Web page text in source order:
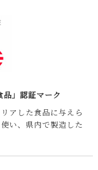
品」認証マーク
アした食品に与えら
い、県内で製造した